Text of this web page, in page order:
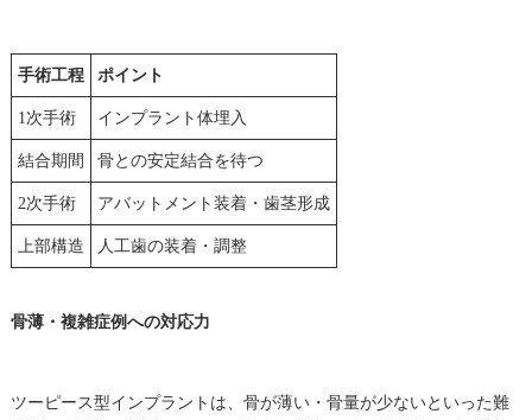
手術工程 ポイント
1次手術 インプラント体埋入
結合期間 骨との安定結合を待つ
2次手術 アバットメント装着・歯茎形成
上部構造 人工歯の装着・調整
骨薄・複雑症例への対応力
ツーピース型インプラントは、骨が薄い・骨量が少ないといった難